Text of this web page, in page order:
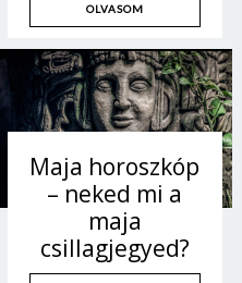
OLVASOM
Maja horoszkóp
– neked mi a
maja
csillagjegyed?